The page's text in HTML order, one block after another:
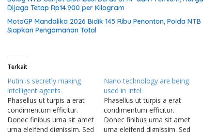
Dijaga Tetap Rp14.900 per Kilogram
MotoGP Mandalika 2026 Bidik 145 Ribu Penonton, Polda NTB
Siapkan Pengamanan Total
Terkait
Putin is secretly making
intelligent agents
Phasellus ut turpis a erat
condimentum efficitur.
Donec finibus urna sit amet
urna eleifend dignissim. Sed
Nano technology are being
used in Intel
Phasellus ut turpis a erat
condimentum efficitur.
Donec finibus urna sit amet
urna eleifend dignissim. Sed